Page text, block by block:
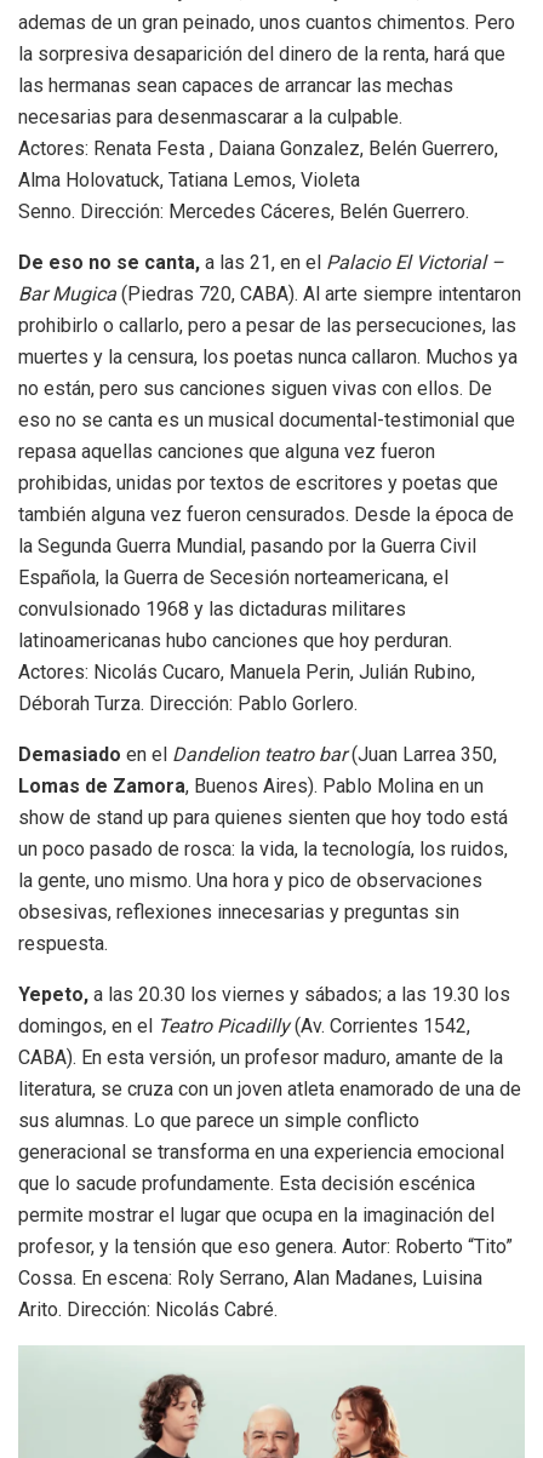
ademas de un gran peinado, unos cuantos chimentos. Pero
la sorpresiva desaparición del dinero de la renta, hará que
las hermanas sean capaces de arrancar las mechas
necesarias para desenmascarar a la culpable.
Actores: Renata Festa , Daiana Gonzalez, Belén Guerrero,
Alma Holovatuck, Tatiana Lemos, Violeta
Senno. Dirección: Mercedes Cáceres, Belén Guerrero.
De eso no se canta, a las 21, en el Palacio El Victorial –
Bar Mugica (Piedras 720, CABA). Al arte siempre intentaron
prohibirlo o callarlo, pero a pesar de las persecuciones, las
muertes y la censura, los poetas nunca callaron. Muchos ya
no están, pero sus canciones siguen vivas con ellos. De
eso no se canta es un musical documental-testimonial que
repasa aquellas canciones que alguna vez fueron
prohibidas, unidas por textos de escritores y poetas que
también alguna vez fueron censurados. Desde la época de
la Segunda Guerra Mundial, pasando por la Guerra Civil
Española, la Guerra de Secesión norteamericana, el
convulsionado 1968 y las dictaduras militares
latinoamericanas hubo canciones que hoy perduran.
Actores: Nicolás Cucaro, Manuela Perin, Julián Rubino,
Déborah Turza. Dirección: Pablo Gorlero.
Demasiado en el Dandelion teatro bar(Juan Larrea 350,
Lomas de Zamora, Buenos Aires). Pablo Molina en un
show de stand up para quienes sienten que hoy todo está
un poco pasado de rosca: la vida, la tecnología, los ruidos,
la gente, uno mismo. Una hora y pico de observaciones
obsesivas, reflexiones innecesarias y preguntas sin
respuesta.
Yepeto, a las 20.30 los viernes y sábados; a las 19.30 los
domingos, en el Teatro Picadilly(Av. Corrientes 1542,
CABA). En esta versión, un profesor maduro, amante de la
literatura, se cruza con un joven atleta enamorado de una de
sus alumnas. Lo que parece un simple conflicto
generacional se transforma en una experiencia emocional
que lo sacude profundamente. Esta decisión escénica
permite mostrar el lugar que ocupa en la imaginación del
profesor, y la tensión que eso genera. Autor: Roberto “Tito”
Cossa. En escena: Roly Serrano, Alan Madanes, Luisina
Arito. Dirección: Nicolás Cabré.